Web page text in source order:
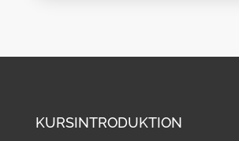
KURSINTRODUKTION